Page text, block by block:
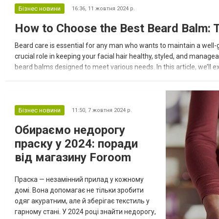
неможлива на інших платформах. У цій
статті розглянемо ключові фактори, які
слід враховувати при виборі ігрової
Бізнес новини 16:36, 11 жовтня 2024 р.
How to Choose the Best Beard Balm:
Beard care is essential for any man who wants to maintain a
crucial role in keeping your facial hair healthy, styled, and
beard balms designed to meet various needs. In this article,
Бізнес новини 11:50, 7 жовтня 2024 р.
Обираємо недорогу
праску у 2024: поради
від магазину Foroom
Праска — незамінний прилад у кожному
домі. Вона допомагає не тільки зробити
одяг акуратним, але й зберігає текстиль у
гарному стані. У 2024 році знайти недорогу,